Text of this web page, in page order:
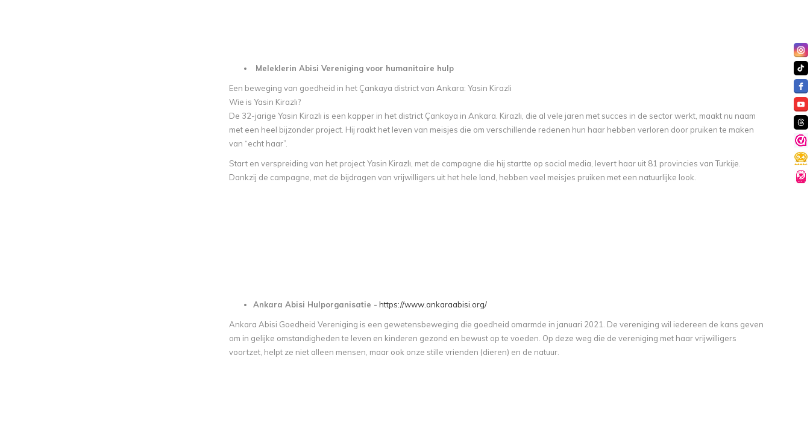
Meleklerin Abisi Vereniging voor humanitaire hulp
Een beweging van goedheid in het Çankaya district van Ankara: Yasin Kirazli
Wie is Yasin Kirazlı?
De 32-jarige Yasin Kirazlı is een kapper in het district Çankaya in Ankara. Kirazlı, die al vele jaren met succes in de sector werkt, maakt nu naam
met een heel bijzonder project. Hij raakt het leven van meisjes die om verschillende redenen hun haar hebben verloren door pruiken te maken
van “echt haar”.
Start en verspreiding van het project Yasin Kirazlı, met de campagne die hij startte op social media, levert haar uit 81 provincies van Turkije.
Dankzij de campagne, met de bijdragen van vrijwilligers uit het hele land, hebben veel meisjes pruiken met een natuurlijke look.
Ankara Abisi Hulporganisatie - https://www.ankaraabisi.org/
Ankara Abisi Goedheid Vereniging is een gewetensbeweging die goedheid omarmde in januari 2021. De vereniging wil iedereen de kans geven
om in gelijke omstandigheden te leven en kinderen gezond en bewust op te voeden. Op deze weg die de vereniging met haar vrijwilligers
voortzet, helpt ze niet alleen mensen, maar ook onze stille vrienden (dieren) en de natuur.